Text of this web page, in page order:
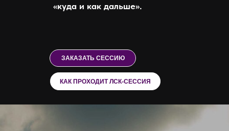
КАК ПРОХОДИТ ЛСК-СЕССИЯ
ЗАКАЗАТЬ СЕССИЮ
«куда и как дальше».